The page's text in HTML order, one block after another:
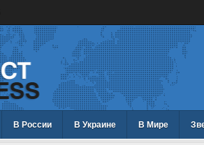
В России В Украине В Мире